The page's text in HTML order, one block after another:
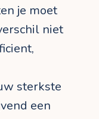
je moet
niet
sterkste
een